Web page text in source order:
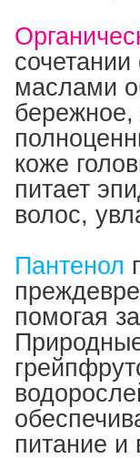
маслами
коже
питает
волос,
Пантенол
помогая
питание и